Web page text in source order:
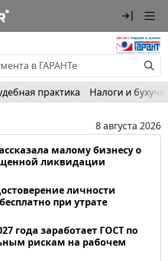
практика Налоги и
8 августа 2026
малому бизнесу о
ликвидации
личности
при утрате
года заработает ГОСТ по
рискам на рабочем